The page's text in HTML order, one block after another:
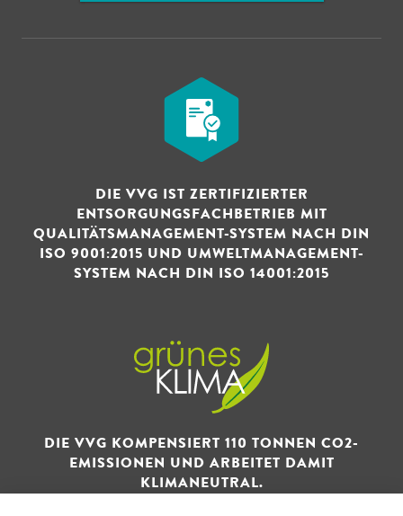
DIE VVG IST ZERTIFIZIERTER
ENTSORGUNGSFACHBETRIEB MIT
QUALITÄTSMANAGEMENT-SYSTEM NACH DIN
ISO 9001:2015 UND UMWELTMANAGEMENT-
SYSTEM NACH DIN ISO 14001:2015
DIE VVG KOMPENSIERT 110 TONNEN CO2-
EMISSIONEN UND ARBEITET DAMIT
KLIMANEUTRAL.